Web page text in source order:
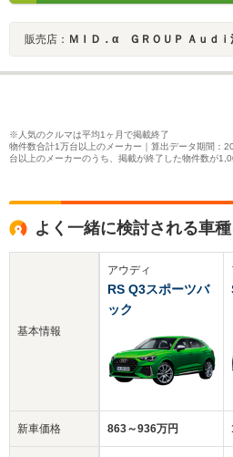
販売店： ＭＩＤ．α ＧＲＯＵＰ Ａｕｄｉ池袋
※人気のクルマは平均1ヶ月で掲載終了
物件数合計1万台以上のメーカー｜算出データ期間：
台以上のメーカーのうち、掲載が終了した物件数が
よく一緒に検討される車
基本情報
新車価格
アウディ
RS Q3スポーツバ
ック
863～936万円